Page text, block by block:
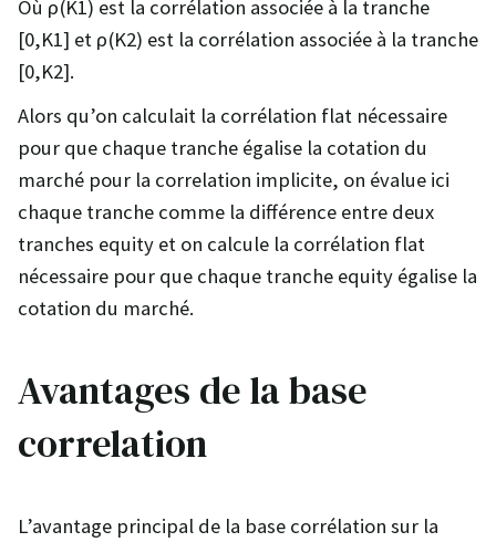
Où ρ(K1) est la corrélation associée à la tranche
[0,K1] et ρ(K2) est la corrélation associée à la tranche
[0,K2].
Alors qu’on calculait la corrélation flat nécessaire
pour que chaque tranche égalise la cotation du
marché pour la correlation implicite, on évalue ici
chaque tranche comme la différence entre deux
tranches equity et on calcule la corrélation flat
nécessaire pour que chaque tranche equity égalise la
cotation du marché.
Avantages de la base
correlation
L’avantage principal de la base corrélation sur la